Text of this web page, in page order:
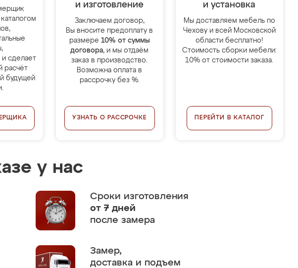
и сделает
расчёт
будущей
и изготовление
Заключаем договор,
Вы вносите предоплату в
размере 10% от суммы
договора, и мы отдаём
заказ в производство.
Возможна оплата в
рассрочку без %.
УЗНАТЬ О РАССРОЧКЕ
и установка
Мы доставляем мебель по
Чехову и всей Московской
области бесплатно!
Стоимость сборки мебели:
10% от стоимости заказа.
ПЕРЕЙТИ В КАТАЛОГ
у нас
Сроки изготовления
от 7 дней
после замера
Замер,
доставка и подъем